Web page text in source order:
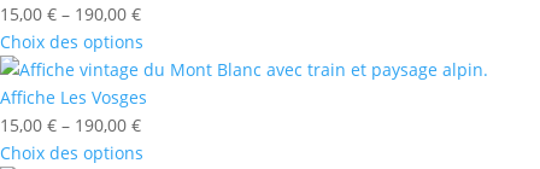
15,00 € – 190,00 €
Choix des options
Affiche Les Vosges
15,00 € – 190,00 €
Choix des options